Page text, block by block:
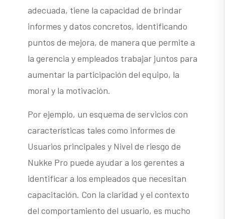
adecuada, tiene la capacidad de brindar
informes y datos concretos, identificando
puntos de mejora, de manera que permite a
la gerencia y empleados trabajar juntos para
aumentar la participación del equipo, la
moral y la motivación.
Por ejemplo, un esquema de servicios con
características tales como informes de
Usuarios principales y Nivel de riesgo de
Nukke Pro puede ayudar a los gerentes a
identificar a los empleados que necesitan
capacitación. Con la claridad y el contexto
del comportamiento del usuario, es mucho